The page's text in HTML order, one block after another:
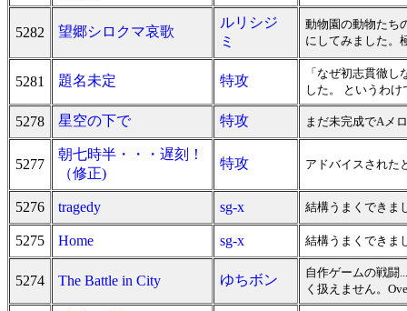
5282 望郷シロクマ哀歌
ルリシジ
ミ
動物園の動物たち
にしてみました。
5281 題名未定 特攻
「なぜ初志貫徹
した。 というわ
5278 星空の下で 特攻 まだ未完成でAメ
5277
朝七時半・・・遅刻！
（修正)
特攻 アドバイスされた
5276 tragedy sg-x 結構うまくできま
5275 Home sg-x 結構うまくできま
5274 The Battle in City ゆちボン
自作ゲームの戦闘
く扱えません。